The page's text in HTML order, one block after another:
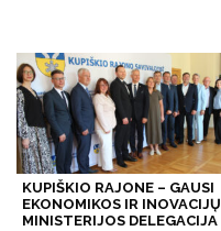
KUPIŠKIO RAJONE – GAUSI
EKONOMIKOS IR INOVACIJŲ
MINISTERIJOS DELEGACIJA